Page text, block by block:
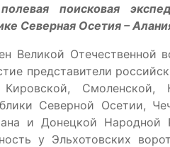
поисковая
Северная Осетия –
Великой Отечественной
представители
Смоленской,
Северной Осетии,
и Донецкой Народной
у Эльхотовских